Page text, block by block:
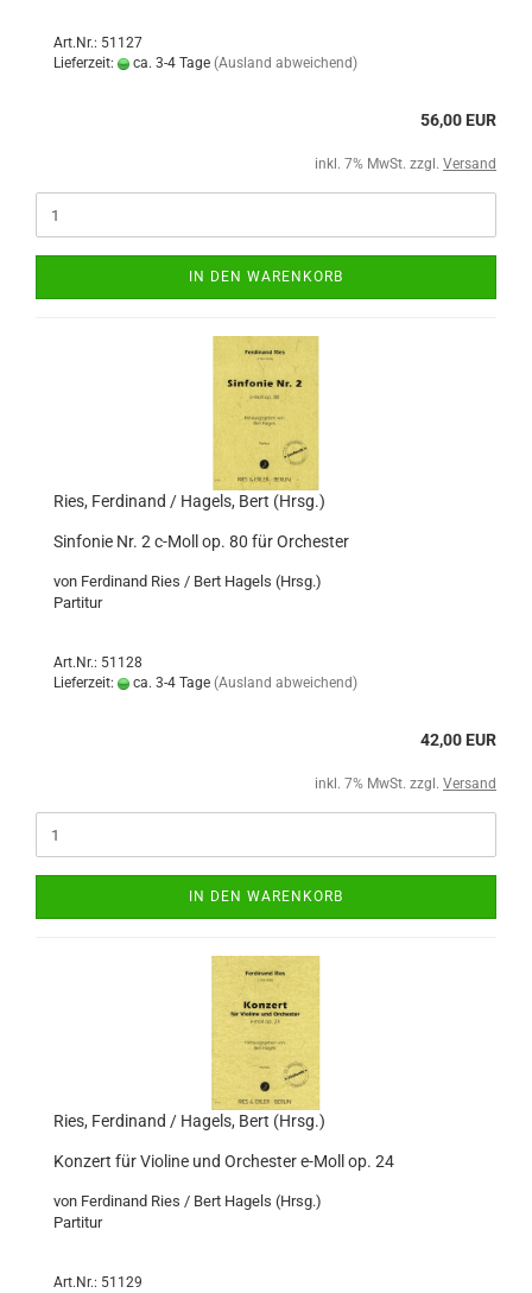
Art.Nr.: 51127
Lieferzeit:
ca. 3-4 Tage (Ausland abweichend)
56,00 EUR
inkl. 7% MwSt. zzgl. Versand
IN DEN WARENKORB
Ries, Ferdinand / Hagels, Bert (Hrsg.)
Sinfonie Nr. 2 c-Moll op. 80 für Orchester
von Ferdinand Ries / Bert Hagels (Hrsg.)
Partitur
Art.Nr.: 51128
Lieferzeit:
ca. 3-4 Tage (Ausland abweichend)
42,00 EUR
inkl. 7% MwSt. zzgl. Versand
IN DEN WARENKORB
Ries, Ferdinand / Hagels, Bert (Hrsg.)
Konzert für Violine und Orchester e-Moll op. 24
von Ferdinand Ries / Bert Hagels (Hrsg.)
Partitur
Art.Nr.: 51129